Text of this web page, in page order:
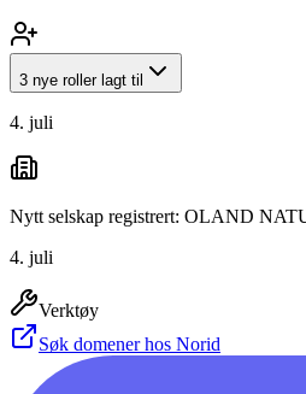
3 nye roller lagt til
4. juli
Nytt selskap registrert: OLAND
4. juli
Verktøy
Søk domener hos Norid